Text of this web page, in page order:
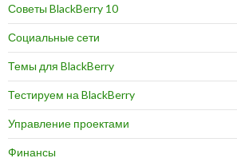
Советы BlackBerry 10
Социальные сети
Темы для BlackBerry
Тестируем на BlackBerry
Управление проектами
Финансы